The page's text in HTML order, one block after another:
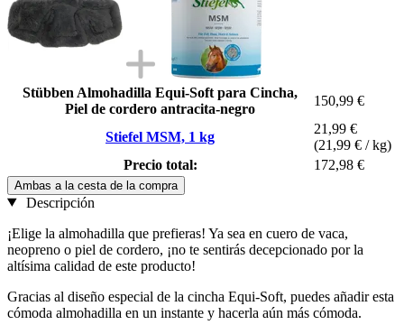
Stübben Almohadilla Equi-Soft para Cincha,
Piel de cordero antracita-negro
150,99 €
Stiefel MSM, 1 kg
21,99 €
(21,99 € / kg)
Precio total:
172,98 €
Ambas a la cesta de la compra
Descripción
¡Elige la almohadilla que prefieras! Ya sea en cuero de vaca,
neopreno o piel de cordero, ¡no te sentirás decepcionado por la
altísima calidad de este producto!
Gracias al diseño especial de la cincha Equi-Soft, puedes añadir esta
cómoda almohadilla en un instante y hacerla aún más cómoda.